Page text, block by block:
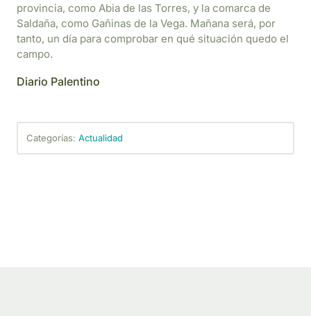
provincia, como Abia de las Torres, y la comarca de
Saldaña, como Gañinas de la Vega. Mañana será, por
tanto, un día para comprobar en qué situación quedo el
campo.
Diario Palentino
Categorías: Actualidad